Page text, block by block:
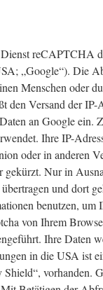
reCAPTCHA
„Google“). Die
Menschen oder
den Versand der
an Google ein.
Ihre IP-
oder in anderen
gekürzt. Nur in
und dort
benutzen, um
von Ihrem
Ihre Daten
in die USA ist
vorhanden.